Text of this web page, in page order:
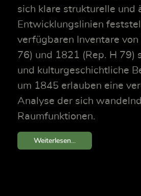
sich klare strukturelle und
Entwicklungslinien
verfügbaren Inventare von
76) und 1821 (Rep. H 79)
und kulturgeschichtliche
um 1845 erlauben eine
Analyse der sich
Raumfunktionen.
Weiterlesen...